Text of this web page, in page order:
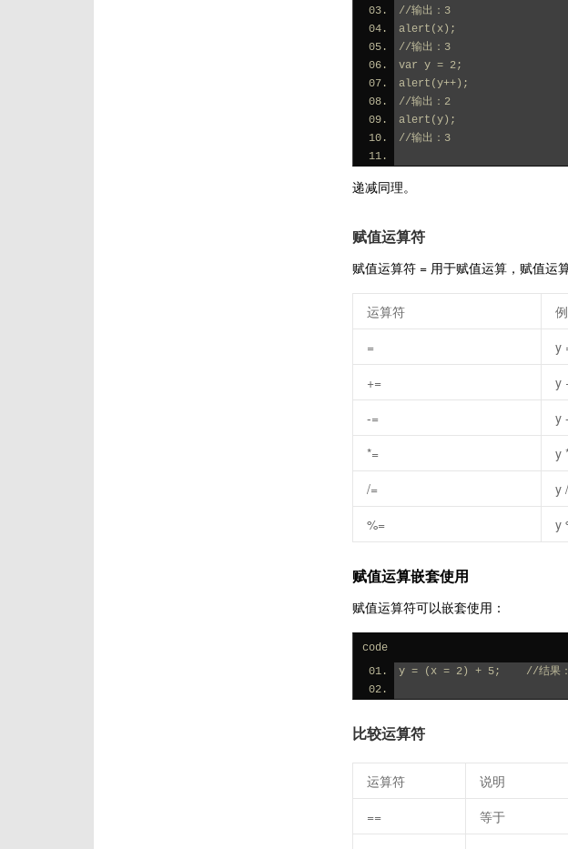
//输出：3
alert(x);
//输出：3
var y = 2;
alert(y++);
//输出：2
alert(y);
//输出：3
递减同理。
赋值运算符
赋值运算符 = 用于赋值运算，赋值运
运算符
=
y
+=
y
-=
y
*=
y
/=
y
%=
y
赋值运算嵌套使用
赋值运算符可以嵌套使用：
code
y = (x = 2) + 5;    //结果：
比较运算符
运算符 说明
==
等于